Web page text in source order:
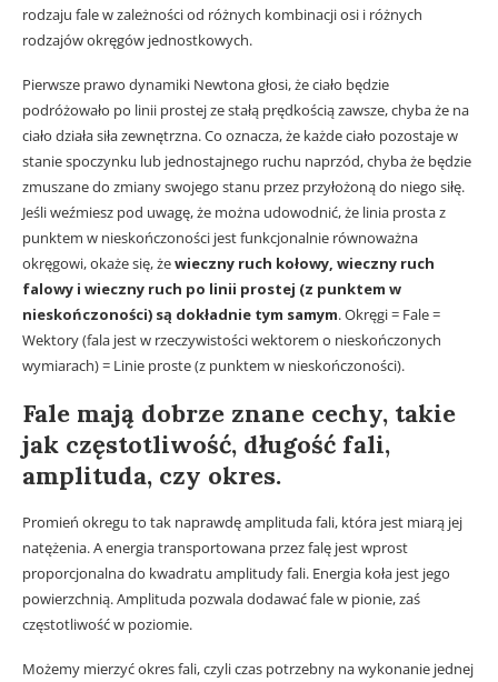
rodzaju fale w zależności od różnych kombinacji osi i różnych
rodzajów okręgów jednostkowych.
Pierwsze prawo dynamiki Newtona głosi, że ciało będzie
podróżowało po linii prostej ze stałą prędkością zawsze, chyba że na
ciało działa siła zewnętrzna. Co oznacza, że każde ciało pozostaje w
stanie spoczynku lub jednostajnego ruchu naprzód, chyba że będzie
zmuszane do zmiany swojego stanu przez przyłożoną do niego siłę.
Jeśli weźmiesz pod uwagę, że można udowodnić, że linia prosta z
punktem w nieskończoności jest funkcjonalnie równoważna
okręgowi, okaże się, żewieczny ruch kołowy, wieczny ruch
falowy i wieczny ruch po linii prostej (z punktem w
nieskończoności) są dokładnie tym samym. Okręgi = Fale =
Wektory (fala jest w rzeczywistości wektorem o nieskończonych
wymiarach) = Linie proste (z punktem w nieskończoności).
Fale mają dobrze znane cechy, takie
jak częstotliwość, długość fali,
amplituda, czy okres.
Promień okregu to tak naprawdę amplituda fali, która jest miarą jej
natężenia. A energia transportowana przez falę jest wprost
proporcjonalna do kwadratu amplitudy fali. Energia koła jest jego
powierzchnią. Amplituda pozwala dodawać fale w pionie, zaś
częstotliwość w poziomie.
Możemy mierzyć okres fali, czyli czas potrzebny na wykonanie jednej